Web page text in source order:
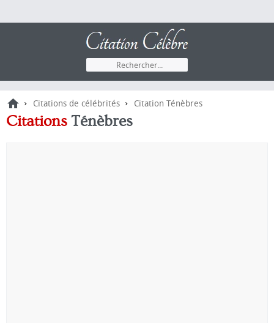
› Citations de célébrités › Citation Ténèbres
Citations Ténèbres